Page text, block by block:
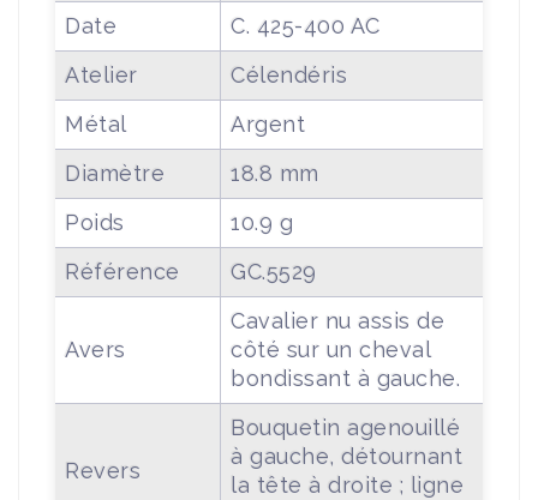
Date
C. 425-400 AC
Atelier
Célendéris
Métal
Argent
Diamètre
18.8 mm
Poids
10.9 g
Référence
GC.5529
Avers
Cavalier nu assis de
côté sur un cheval
bondissant à gauche.
Revers
Bouquetin agenouillé
à gauche, détournant
la tête à droite ; ligne